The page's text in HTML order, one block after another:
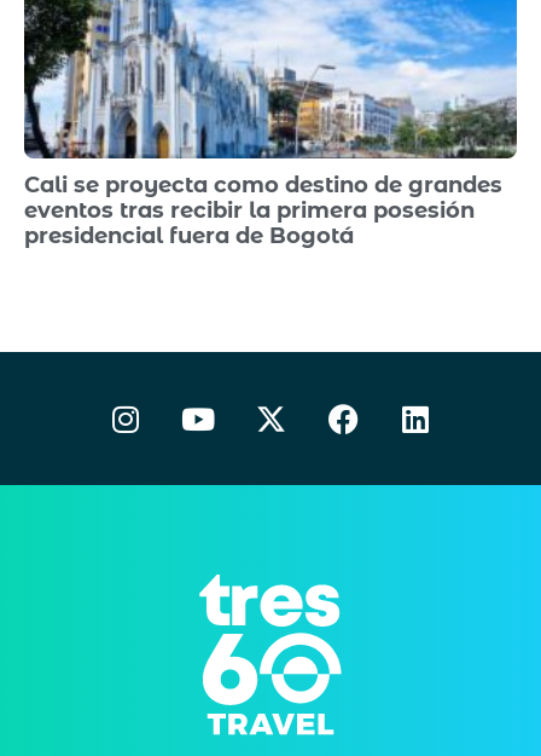
Cali se proyecta como destino de grandes
eventos tras recibir la primera posesión
presidencial fuera de Bogotá